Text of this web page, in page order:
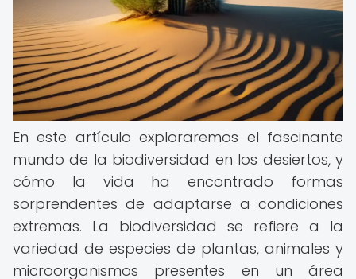
En este artículo exploraremos el fascinante
mundo de la biodiversidad en los desiertos, y
cómo la vida ha encontrado formas
sorprendentes de adaptarse a condiciones
extremas. La biodiversidad se refiere a la
variedad de especies de plantas, animales y
microorganismos presentes en un área